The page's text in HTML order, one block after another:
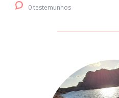
0 testemunhos